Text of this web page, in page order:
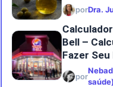
porDra.
Bell –
Fazer Seu
por
saúde)